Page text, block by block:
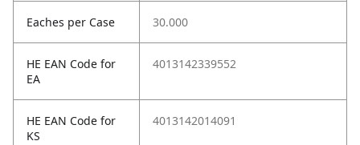
Eaches per Case 30.000
HE EAN Code for
EA
4013142339552
HE EAN Code for
KS
4013142014091